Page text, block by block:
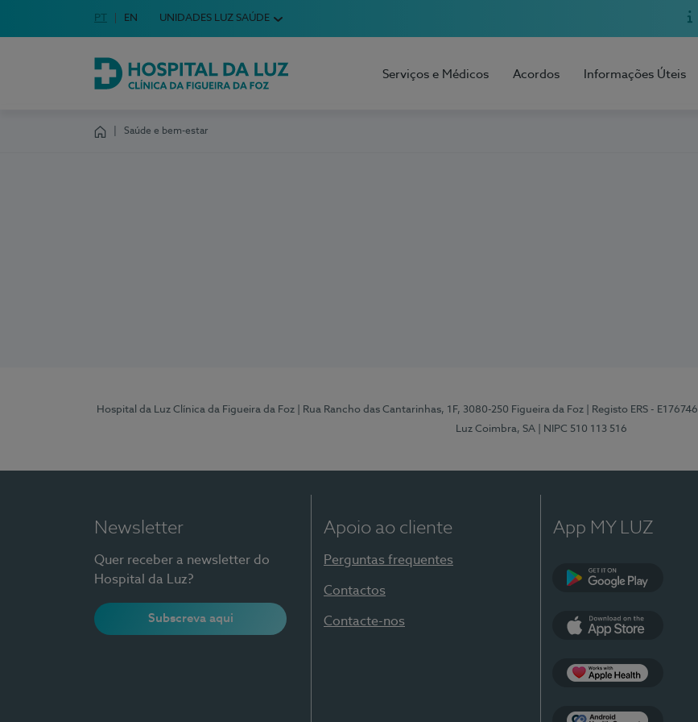
Escolha o seu idioma
Idioma em Português
PT English Language
EN UNIDADES LUZ SAÚDE
Hospital da Luz Clínica da Figueira da Foz
Serviços e Médicos Acordos Informações Úteis
Saúde e bem-estar
Hospital da Luz Clínica da Figueira da Foz | Rua Rancho das Cantarinhas, 1F, 3080-250 Figueira da Foz | Registo ERS - E176746
Luz Coimbra, SA
| NIPC 510 113 516
Newsletter
Quer receber a newsletter do
Hospital da Luz?
Subscreva aqui
Apoio ao cliente
Perguntas frequentes
Contactos
Contacte-nos
App MY LUZ